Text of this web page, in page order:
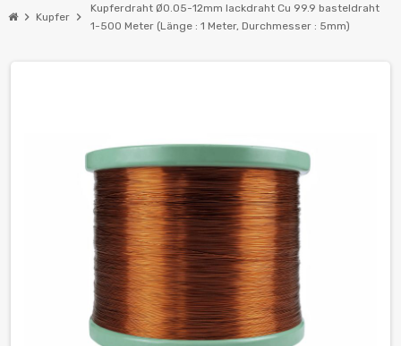
chevron_right Kupfer chevron_right
Kupferdraht Ø0.05-12mm lackdraht Cu 99.9 basteldraht
1-500 Meter (Länge : 1 Meter, Durchmesser : 5mm)